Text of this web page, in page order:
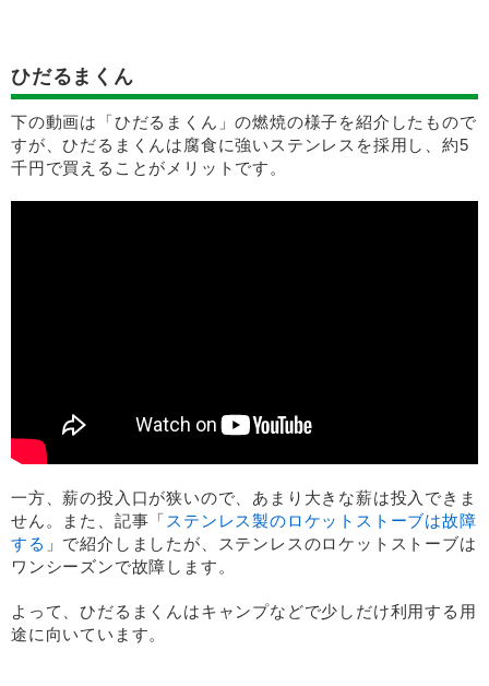
ひだるまくん
下の動画は「ひだるまくん」の燃焼の様子を紹介したもので
すが、ひだるまくんは腐食に強いステンレスを採用し、約5
千円で買えることがメリットです。
一方、薪の投入口が狭いので、あまり大きな薪は投入できま
せん。また、記事「 ステンレス製のロケットストーブは故障
する 」で紹介しましたが、ステンレスのロケットストーブは
ワンシーズンで故障します。
よって、ひだるまくんはキャンプなどで少しだけ利用する用
途に向いています。